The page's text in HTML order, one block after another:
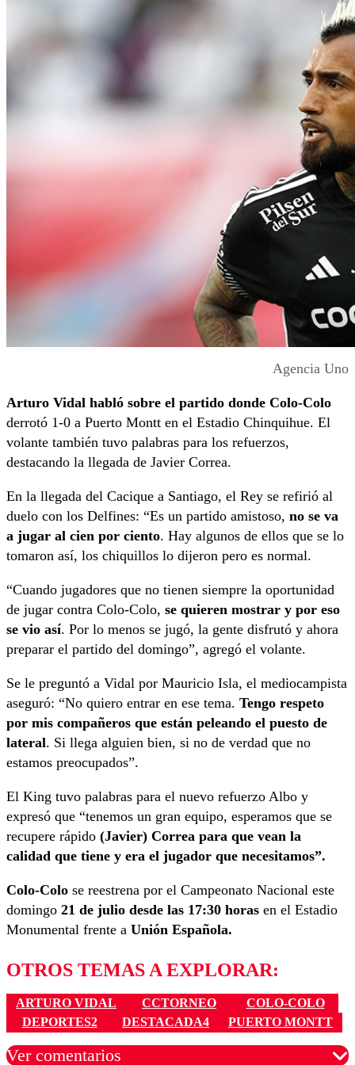
Agencia Uno
Arturo Vidal habló sobre el partido donde Colo-Colo
derrotó 1-0 a Puerto Montt en el Estadio Chinquihue. El
volante también tuvo palabras para los refuerzos,
destacando la llegada de Javier Correa.
En la llegada del Cacique a Santiago, el Rey se refirió al
duelo con los Delfines: “Es un partido amistoso, no se va
a jugar al cien por ciento. Hay algunos de ellos que se lo
tomaron así, los chiquillos lo dijeron pero es normal.
“Cuando jugadores que no tienen siempre la oportunidad
de jugar contra Colo-Colo, se quieren mostrar y por eso
se vio así. Por lo menos se jugó, la gente disfrutó y ahora
preparar el partido del domingo”, agregó el volante.
Se le preguntó a Vidal por Mauricio Isla, el mediocampista
aseguró: “No quiero entrar en ese tema. Tengo respeto
por mis compañeros que están peleando el puesto de
lateral. Si llega alguien bien, si no de verdad que no
estamos preocupados”.
El King tuvo palabras para el nuevo refuerzo Albo y
expresó que “tenemos un gran equipo, esperamos que se
recupere rápido (Javier) Correa para que vean la
calidad que tiene y era el jugador que necesitamos”.
Colo-Colo se reestrena por el Campeonato Nacional este
domingo 21 de julio desde las 17:30 horas en el Estadio
Monumental frente a Unión Española.
OTROS TEMAS A EXPLORAR:
ARTURO VIDAL CCTORNEO
COLO-COLO
DEPORTES2
DESTACADA4 PUERTO MONTT
Ver comentarios